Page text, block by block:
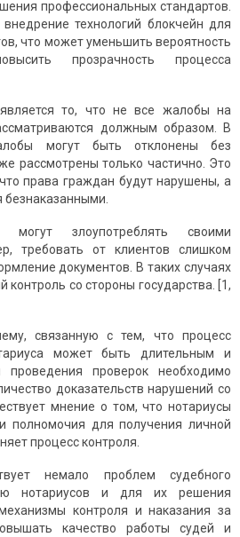
профессиональных стандартов.
технологий блокчейн для
что может уменьшить вероятность
прозрачность процесса
то, что не все жалобы на
должным образом. В
могут быть отклонены без
рассмотрены только частично. Это
права граждан будут нарушены, а
безнаказанными.
могут злоупотреблять своими
требовать от клиентов слишком
документов. В таких случаях
контроль со стороны государства. [1,
связанную с тем, что процесс
может быть длительным и
проверок необходимо
доказательств нарушений со
мнение о том, что нотариусы
полномочия для получения личной
процесс контроля.
немало проблем судебного
нотариусов и для их решения
контроля и наказания за
качество работы судей и